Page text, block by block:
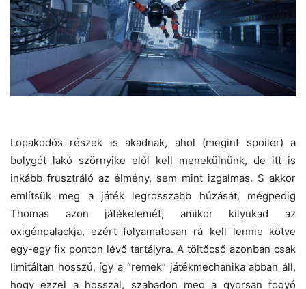
Lopakodós részek is akadnak, ahol (megint spoiler) a
bolygót lakó szörnyike elől kell menekülnünk, de itt is
inkább frusztráló az élmény, sem mint izgalmas. S akkor
említsük meg a játék legrosszabb húzását, mégpedig
Thomas azon játékelemét, amikor kilyukad az
oxigénpalackja, ezért folyamatosan rá kell lennie kötve
egy-egy fix ponton lévő tartályra. A töltőcső azonban csak
limitáltan hosszú, így a “remek” játékmechanika abban áll,
hogy ezzel a hosszal, szabadon meg a gyorsan fogyó